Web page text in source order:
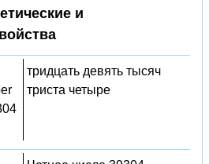
и
тридцать девять тысяч
триста четыре